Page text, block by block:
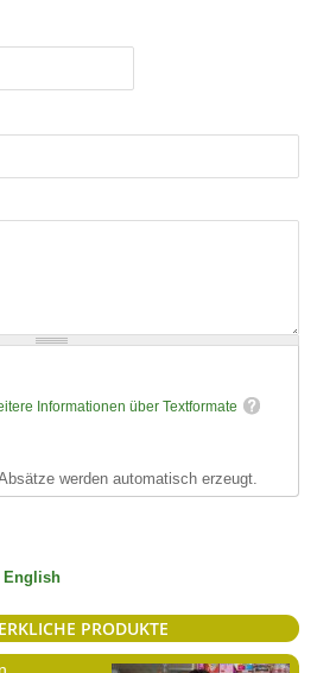
Informationen über Textformate
werden automatisch erzeugt.
English
PRODUKTE